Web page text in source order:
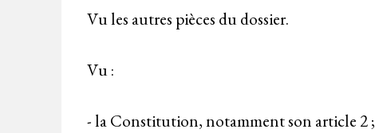
Vu les autres pièces du dossier.
Vu :
- la Constitution, notamment son article 2 ;